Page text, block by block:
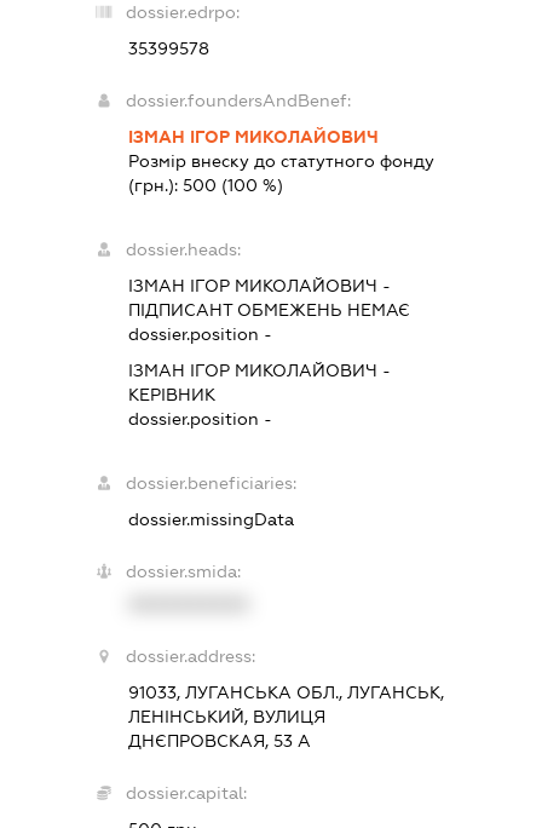
dossier.edrpo:
35399578
dossier.foundersAndBenef:
ІЗМАН ІГОР МИКОЛАЙОВИЧ
Розмір внеску до статутного фонду
(грн.): 500 (100 %)
dossier.heads:
ІЗМАН ІГОР МИКОЛАЙОВИЧ -
ПІДПИСАНТОБМЕЖЕНЬ НЕМАЄ
dossier.position -
ІЗМАН ІГОР МИКОЛАЙОВИЧ -
КЕРІВНИК
dossier.position -
dossier.beneficiaries:
dossier.missingData
dossier.smida:
dossier.address:
91033, ЛУГАНСЬКА ОБЛ., ЛУГАНСЬК,
ЛЕНІНСЬКИЙ, ВУЛИЦЯ
ДНЄПРОВСКАЯ, 53 А
dossier.capital: